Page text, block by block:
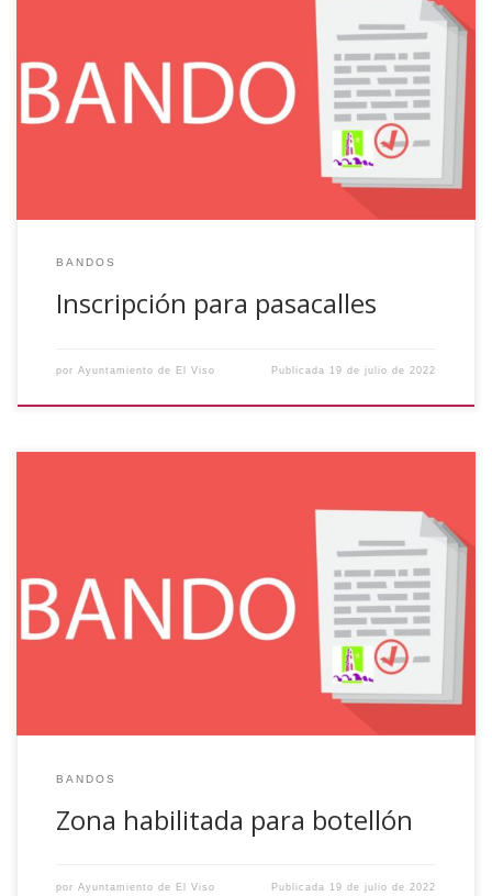
Se pone en conocimiento de tod@s l@s vecin@s, mayores
de 16 años, hasta 99 años, que con ocasión del Tradicional
PASACALLES que se celebra el día 25 de julio, lunes, –
Fiestas en Honor a Santa Ana 2022 -, se necesitan
voluntari@s para portar los CABEZUDOS. Los interesados
BANDOS
Inscripción para pasacalles
por Ayuntamiento de El Viso Publicada 19 de julio de 2022
Se pone en conocimiento de todos los vecin@s y visitantes
de este Municipio, con ocasión de las Fiestas en Honor a
Santa Ana 2022, que únicamente se permitirá “Botellón”,
en la zona habilitada a tal efecto, detrás del Parque
Municipal, quedando terminantemente prohibido tal
BANDOS
Zona habilitada para botellón
por Ayuntamiento de El Viso Publicada 19 de julio de 2022